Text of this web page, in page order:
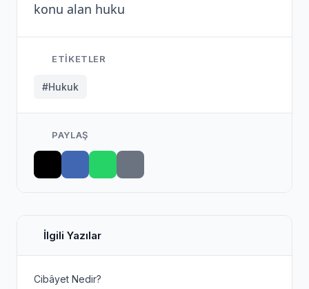
konu alan huku
ETIKETLER
#Hukuk
PAYLAŞ
İlgili Yazılar
Cibâyet Nedir?